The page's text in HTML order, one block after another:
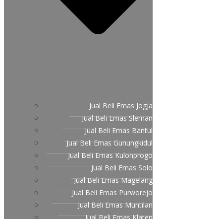
Jual Beli Emas Jogja
Jual Beli Emas Sleman
Jual Beli Emas Bantul
Jual Beli Emas Gunungkidul
Jual Beli Emas Kulonprogo
Jual Beli Emas Solo
Jual Beli Emas Magelang
Jual Beli Emas Purworejo
Jual Beli Emas Muntilan